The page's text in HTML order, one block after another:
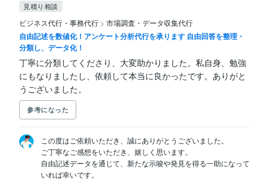
見積り相談
ビジネス代行・事務代行 > 市場調査・データ収集代行
自由記述を数値化！アンケート分析代行を承ります 自由回答を整理・
分類し、データ化！
丁寧に分類してくださり、大変助かりました。私自身、勉強
にもなりましたし、依頼して本当に良かったです。ありがと
うございました。
参考になった
この度はご依頼いただき、誠にありがとうございました。
ご丁寧なご感想をいただき、嬉しく思います。
自由記述データを通じて、新たな示唆や発見を得る一助になって
いれば幸いです。